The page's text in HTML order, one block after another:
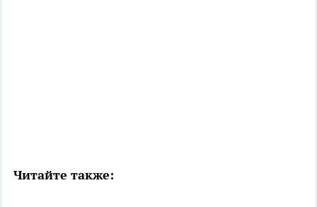
Читайте также: